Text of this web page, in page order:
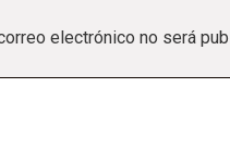
electrónico no será